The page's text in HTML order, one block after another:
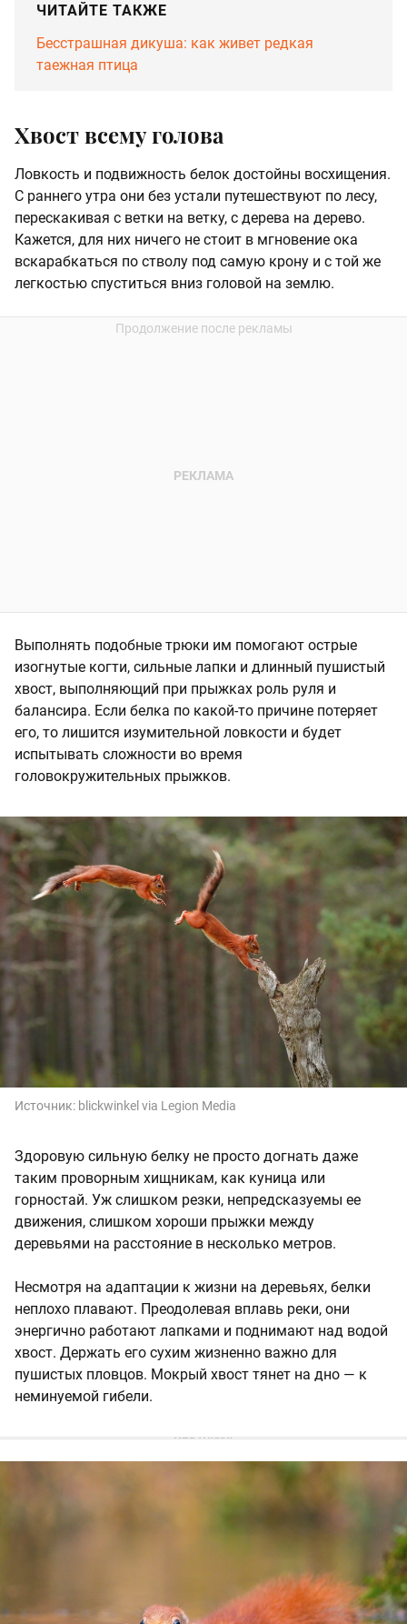
ЧИТАЙТЕ ТАКЖЕ
Бесстрашная дикуша: как живет редкая
таежная птица
Хвост всему голова
Ловкость и подвижность белок достойны восхищения.
С раннего утра они без устали путешествуют по лесу,
перескакивая с ветки на ветку, с дерева на дерево.
Кажется, для них ничего не стоит в мгновение ока
вскарабкаться по стволу под самую крону и с той же
легкостью спуститься вниз головой на землю.
Выполнять подобные трюки им помогают острые
изогнутые когти, сильные лапки и длинный пушистый
хвост, выполняющий при прыжках роль руля и
балансира. Если белка по какой-то причине потеряет
его, то лишится изумительной ловкости и будет
испытывать сложности во время
головокружительных прыжков.
Источник: blickwinkel via Legion Media
Здоровую сильную белку не просто догнать даже
таким проворным хищникам, как куница или
горностай. Уж слишком резки, непредсказуемы ее
движения, слишком хороши прыжки между
деревьями на расстояние в несколько метров.
Несмотря на адаптации к жизни на деревьях, белки
неплохо плавают. Преодолевая вплавь реки, они
энергично работают лапками и поднимают над водой
хвост. Держать его сухим жизненно важно для
пушистых пловцов. Мокрый хвост тянет на дно — к
неминуемой гибели.